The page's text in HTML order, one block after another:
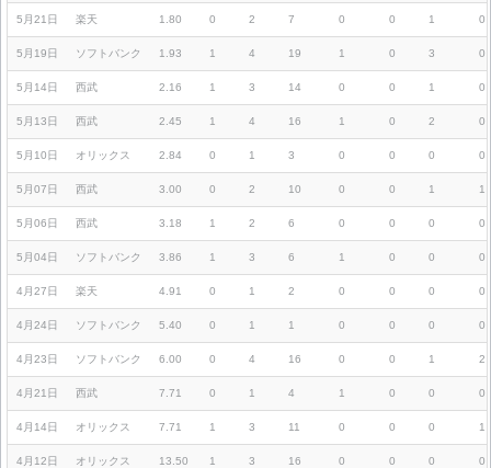
5月21日 楽天 1.80 0 2 7 0 0 1 0
5月19日 ソフトバンク 1.93 1 4 19 1 0 3 0
5月14日 西武 2.16 1 3 14 0 0 1 0
5月13日 西武 2.45 1 4 16 1 0 2 0
5月10日 オリックス 2.84 0 1 3 0 0 0 0
5月07日 西武 3.00 0 2 10 0 0 1 1
5月06日 西武 3.18 1 2 6 0 0 0 0
5月04日 ソフトバンク 3.86 1 3 6 1 0 0 0
4月27日 楽天 4.91 0 1 2 0 0 0 0
4月24日 ソフトバンク 5.40 0 1 1 0 0 0 0
4月23日 ソフトバンク 6.00 0 4 16 0 0 1 2
4月21日 西武 7.71 0 1 4 1 0 0 0
4月14日 オリックス 7.71 1 3 11 0 0 0 1
4月12日 オリックス 13.50 1 3 16 0 0 0 0